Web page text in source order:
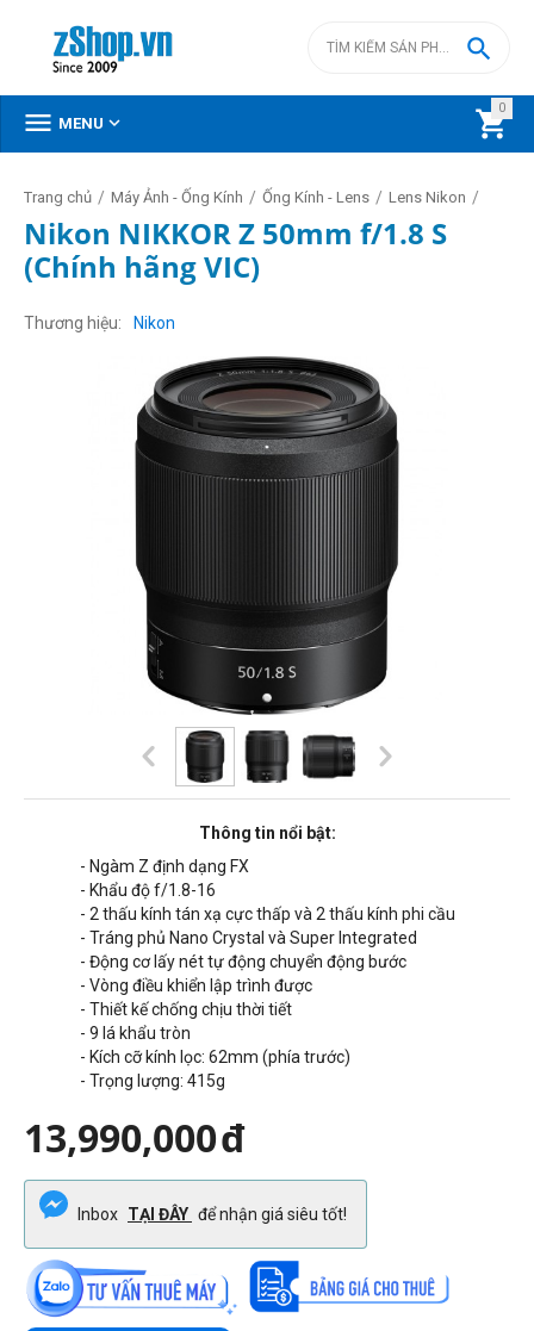
0


 MENU 
Trang chủ / Máy Ảnh - Ống Kính / Ống Kính - Lens / Lens Nikon /
Nikon NIKKOR Z 50mm f/1.8 S
(Chính hãng VIC)
Thương hiệu Nikon
Thông tin nổi bật:
- Ngàm Z định dạng FX
- Khẩu độ f/1.8-16
- 2 thấu kính tán xạ cực thấp và 2 thấu kính phi cầu
- Tráng phủ Nano Crystal và Super Integrated
- Động cơ lấy nét tự động chuyển động bước
- Vòng điều khiển lập trình được
- Thiết kế chống chịu thời tiết
- 9 lá khẩu tròn
- Kích cỡ kính lọc: 62mm (phía trước)
- Trọng lượng: 415g
13,990,000đ
Inbox TẠI ĐÂY để nhận giá siêu tốt!